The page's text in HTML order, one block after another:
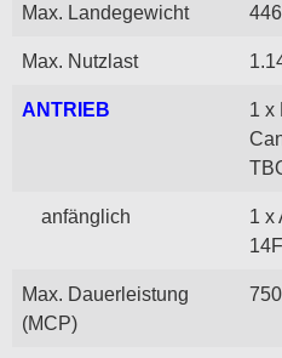
Max. Landegewicht
Max. Nutzlast
ANTRIEB
1 x
anfänglich
1 x
Max. Dauerleistung
(MCP)